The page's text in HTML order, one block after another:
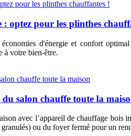
: optez pour les plinthes
d'énergie et confort
à votre bien-être.
salon chauffe toute la
avec l’appareil de chauffage
ou du foyer fermé pour un